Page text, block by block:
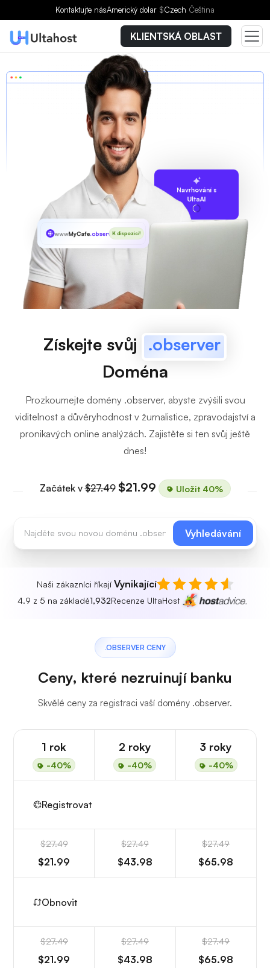
Kontaktujte násAmerický dolar $Czech Čeština
KLIENTSKÁ OBLAST
Navrhování s
UltaAI
wwwMyCafe.observerK dispozici!
Získejte svůj .observer
Doména
Prozkoumejte domény .observer, abyste zvýšili svou
viditelnost a důvěryhodnost v žurnalistice, zpravodajství a
pronikavých online analýzách. Zajistěte si ten svůj ještě
dnes!
Začátek v$27.49 $21.99 Uložit 40%
Vyhledávání
Naši zákazníci říkají Vynikající
4.9 z 5 na základě1,932Recenze UltaHost
.OBSERVER CENY
Ceny, které nezruinují banku
Skvělé ceny za registraci vaší domény .observer.
1 rok
-40%
2 roky
-40%
3 roky
-40%
Registrovat
$27.49
$21.99
$27.49
$43.98
$27.49
$65.98
Obnovit
$27.49
$21.99
$27.49
$43.98
$27.49
$65.98